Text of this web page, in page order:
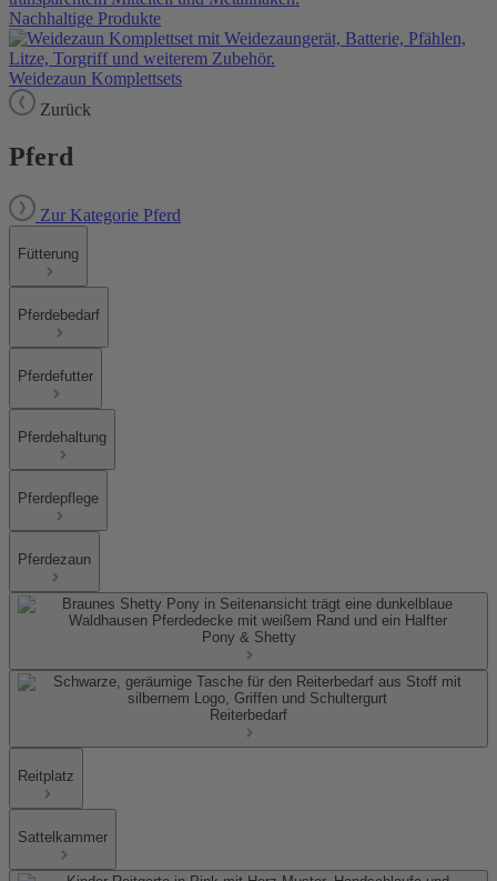
Nachhaltige Produkte
Weidezaun Komplettsets
Zurück
Pferd
Zur Kategorie Pferd
Fütterung
Pferdebedarf
Pferdefutter
Pferdehaltung
Pferdepflege
Pferdezaun
Pony & Shetty
Reiterbedarf
Reitplatz
Sattelkammer